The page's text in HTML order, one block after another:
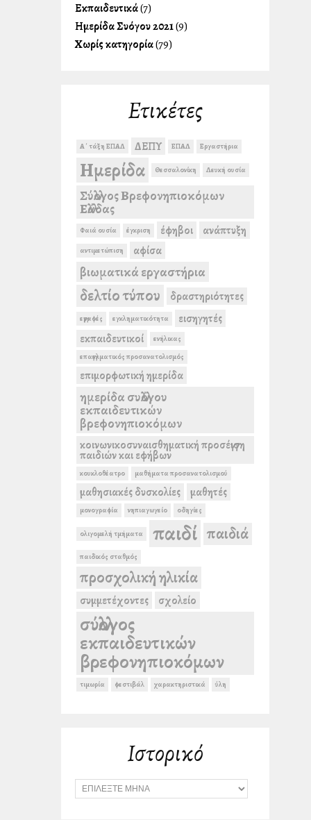
Εκπαιδευτικά(7)
Ημερίδα Συλλόγου 2021(9)
Χωρίς κατηγορία(79)
Ετικέτες
Α΄ τάξη ΕΠΑΛ ΔΕΠΥ ΕΠΑΛ Εργαστήρια
Ημερίδα Θεσσαλονίκη Λευκή ουσία
Σύλλογος Βρεφονηπιοκόμων
Ελλάδας
Φαιά ουσία έγκριση έφηβοι ανάπτυξη
αντιμετώπιση αφίσα
βιωματικά εργαστήρια
δελτίο τύπου δραστηριότητες
εγγραφές εγκληματικότητα
εισηγητές
εκπαιδευτικοί
ενήλικας
επαγγελματικός προσανατολισμός
επιμορφωτική ημερίδα
ημερίδα συλλόγου
εκπαιδευτικών
βρεφονηπιοκόμων
κοινωνικοσυναισθηματική προσέγγιση
παιδιών και εφήβων
κουκλοθέατρο μαθήματα προσανατολισμού
μαθησιακές δυσκολίες μαθητές
μονογραφία νηπιαγωγείο οδηγίες
ολιγομελή τμήματα παιδί παιδιά
παιδικός σταθμός
προσχολική ηλικία
συμμετέχοντες σχολείο
σύλλογος
εκπαιδευτικών
βρεφονηπιοκόμων
τιμωρία φεστιβάλ χαρακτηριστικά ύλη
Ιστορικό
Ι
σ